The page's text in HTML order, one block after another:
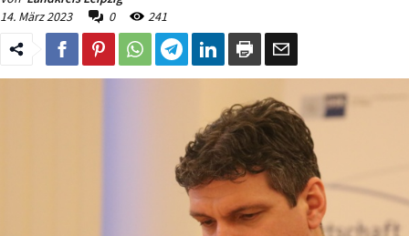
14. März 2023
0 241